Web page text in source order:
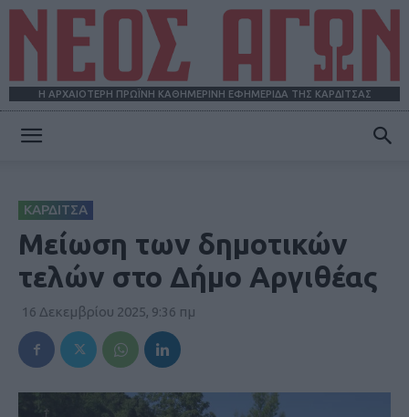
Η ΑΡΧΑΙΟΤΕΡΗ ΠΡΩΪΝΗ ΚΑΘΗΜΕΡΙΝΗ ΕΦΗΜΕΡΙΔΑ ΤΗΣ ΚΑΡΔΙΤΣΑΣ
ΚΑΡΔΙΤΣΑ
Μείωση των δημοτικών
τελών στο Δήμο Αργιθέας
16 Δεκεμβρίου 2025, 9:36 πμ